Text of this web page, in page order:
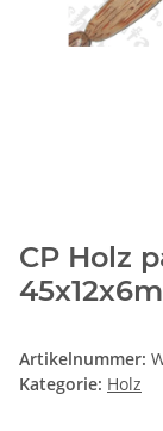
CP Holz
Artikelnummer:
Kategorie: Holz